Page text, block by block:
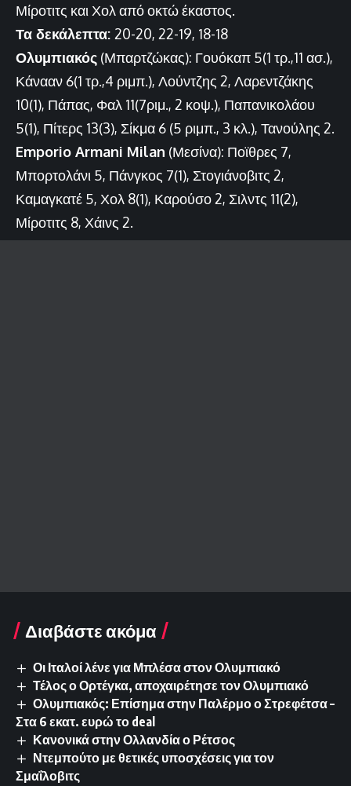
Μίροτιτς και Χολ από οκτώ έκαστος.
Τα δεκάλεπτα: 20-20, 22-19, 18-18
Ολυμπιακός (Μπαρτζώκας): Γουόκαπ 5(1 τρ.,11 ασ.),
Κάνααν 6(1 τρ.,4 ριμπ.), Λούντζης 2, Λαρεντζάκης
10(1), Πάπας, Φαλ 11(7ριμ., 2 κοψ.), Παπανικολάου
5(1), Πίτερς 13(3), Σίκμα 6 (5 ριμπ., 3 κλ.), Τανούλης 2.
Emporio Armani Milan (Μεσίνα): Ποϊθρες 7,
Μπορτολάνι 5, Πάνγκος 7(1), Στογιάνοβιτς 2,
Καμαγκατέ 5, Χολ 8(1), Καρούσο 2, Σιλντς 11(2),
Μίροτιτς 8, Χάινς 2.
Διαβάστε ακόμα
Οι Ιταλοί λένε για Μπλέσα στον Ολυμπιακό
Τέλος ο Ορτέγκα, αποχαιρέτησε τον Ολυμπιακό
Ολυμπιακός: Επίσημα στην Παλέρμο ο Στρεφέτσα –
Στα 6 εκατ. ευρώ το deal
Κανονικά στην Ολλανδία ο Ρέτσος
Ντεμπούτο με θετικές υποσχέσεις για τον
Σμαΐλοβιτς